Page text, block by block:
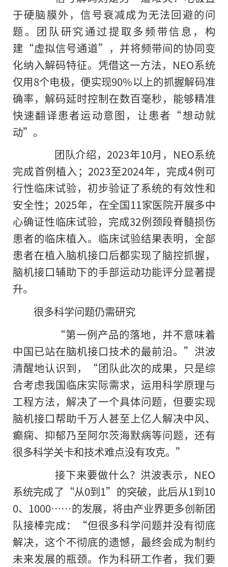
于硬脑膜外，信号衰减成为无法回避的问
题。团队研究通过提取多频带信息，构
建“虚拟信号通道”，并将频带间的协同变
化纳入解码特征。凭借这一方法，NEO系统
仅用8个电极，便实现90%以上的抓握解码准
确率，解码延时控制在数百毫秒，能够精准
快速翻译患者运动意图，让患者“想动就
动”。
团队介绍，2023年10月，NEO系统
完成首例植入；2023至2024年，完成4例可
行性临床试验，初步验证了系统的有效性和
安全性；2025年，在全国11家医院开展多中
心确证性临床试验，完成32例颈段脊髓损伤
患者的临床植入。临床试验结果表明，全部
患者在植入脑机接口后都实现了脑控抓握，
脑机接口辅助下的手部运动功能评分显著提
升。
很多科学问题仍需研究
“第一例产品的落地，并不意味着
中国已站在脑机接口技术的最前沿。”洪波
清醒地认识到，“团队此次的成果，只是综
合考虑我国临床实际需求，运用科学原理与
工程方法，解决了一个具体问题，但要实现
脑机接口帮助千万人甚至上亿人解决中风、
癫痫、抑郁乃至阿尔茨海默病等问题，还有
很多科学关卡和技术难点没有攻克。”
接下来要做什么？洪波表示，NEO
系统完成了“从0到1”的突破，此后从1到10
0、1000……的发展，将由产业界更多创新团
队接棒完成：“但很多科学问题并没有彻底
解决，这个不彻底的遗憾，最终会成为制约
未来发展的瓶颈。作为科研工作者，我们要